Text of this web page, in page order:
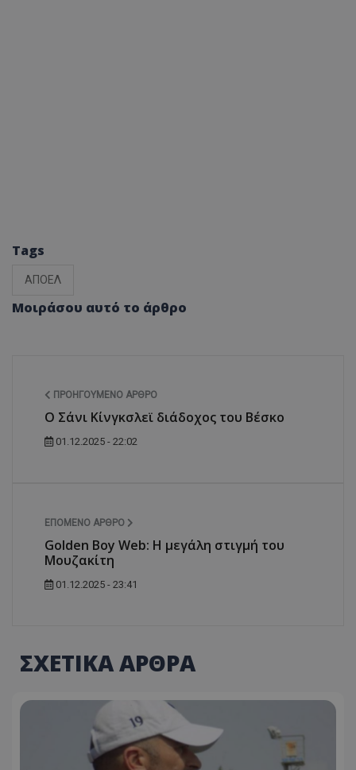
Tags
ΑΠΟΕΛ
Μοιράσου αυτό το άρθρο
ΠΡΟΗΓΟΎΜΕΝΟ ΆΡΘΡΟ
Ο Σάνι Κίνγκσλεϊ διάδοχος του Βέσκο
01.12.2025 - 22:02
ΕΠΌΜΕΝΟ ΆΡΘΡΟ
Golden Boy Web: Η μεγάλη στιγμή του
Μουζακίτη
01.12.2025 - 23:41
ΣΧΕΤΙΚΑ ΑΡΘΡΑ